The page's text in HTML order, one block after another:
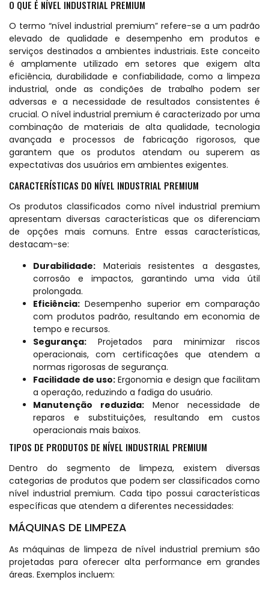
O QUE É NÍVEL INDUSTRIAL PREMIUM
O termo “nível industrial premium” refere-se a um padrão
elevado de qualidade e desempenho em produtos e
serviços destinados a ambientes industriais. Este conceito
é amplamente utilizado em setores que exigem alta
eficiência, durabilidade e confiabilidade, como a limpeza
industrial, onde as condições de trabalho podem ser
adversas e a necessidade de resultados consistentes é
crucial. O nível industrial premium é caracterizado por uma
combinação de materiais de alta qualidade, tecnologia
avançada e processos de fabricação rigorosos, que
garantem que os produtos atendam ou superem as
expectativas dos usuários em ambientes exigentes.
CARACTERÍSTICAS DO NÍVEL INDUSTRIAL PREMIUM
Os produtos classificados como nível industrial premium
apresentam diversas características que os diferenciam
de opções mais comuns. Entre essas características,
destacam-se:
Durabilidade: Materiais resistentes a desgastes,
corrosão e impactos, garantindo uma vida útil
prolongada.
Eficiência: Desempenho superior em comparação
com produtos padrão, resultando em economia de
tempo e recursos.
Segurança: Projetados para minimizar riscos
operacionais, com certificações que atendem a
normas rigorosas de segurança.
Facilidade de uso: Ergonomia e design que facilitam
a operação, reduzindo a fadiga do usuário.
Manutenção reduzida: Menor necessidade de
reparos e substituições, resultando em custos
operacionais mais baixos.
TIPOS DE PRODUTOS DE NÍVEL INDUSTRIAL PREMIUM
Dentro do segmento de limpeza, existem diversas
categorias de produtos que podem ser classificados como
nível industrial premium. Cada tipo possui características
específicas que atendem a diferentes necessidades:
MÁQUINAS DE LIMPEZA
As máquinas de limpeza de nível industrial premium são
projetadas para oferecer alta performance em grandes
áreas. Exemplos incluem: